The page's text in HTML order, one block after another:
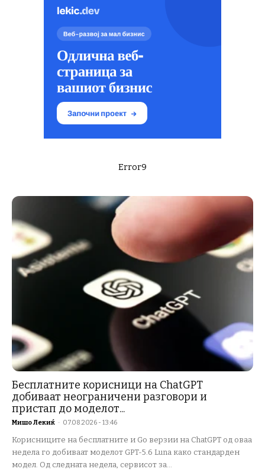
Error9
Бесплатните корисници на ChatGPT
добиваат неограничени разговори и
пристап до моделот...
Мишо Лекиќ - 07.08.2026 - 13:46
Корисниците на бесплатните и Go верзии на ChatGPT од оваа
недела го добиваат моделот GPT-5.6 Luna како стандарден
модел. Од следната недела, сервисот за...